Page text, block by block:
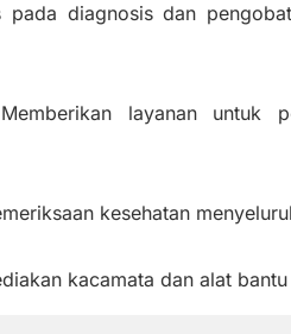
pada diagnosis dan
layanan untuk
kesehatan
kacamata dan alat